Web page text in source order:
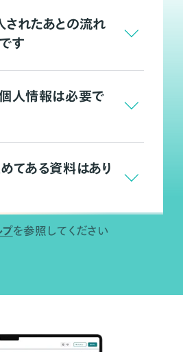
れたあとの流れ
す
人情報は必要で
てある資料はあり
を参照してください